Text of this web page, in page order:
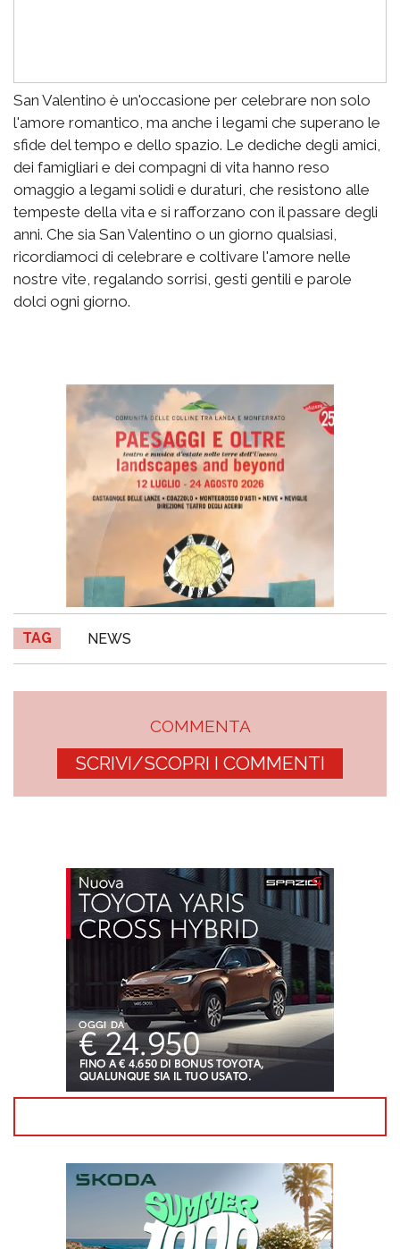
San Valentino è un'occasione per celebrare non solo
l'amore romantico, ma anche i legami che superano le
sfide del tempo e dello spazio. Le dediche degli amici,
dei famigliari e dei compagni di vita hanno reso
omaggio a legami solidi e duraturi, che resistono alle
tempeste della vita e si rafforzano con il passare degli
anni. Che sia San Valentino o un giorno qualsiasi,
ricordiamoci di celebrare e coltivare l'amore nelle
nostre vite, regalando sorrisi, gesti gentili e parole
dolci ogni giorno.
TAG NEWS
COMMENTA
SCRIVI/SCOPRI I COMMENTI